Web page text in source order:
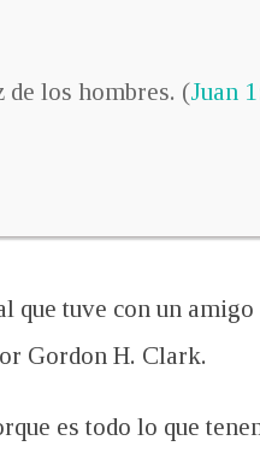
de los hombres. (Juan
que tuve con un
Gordon H. Clark.
es todo lo que